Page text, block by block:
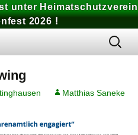
unter Heimatschutzverein
2026 !
Suchen
nach:
Matthias Saneke